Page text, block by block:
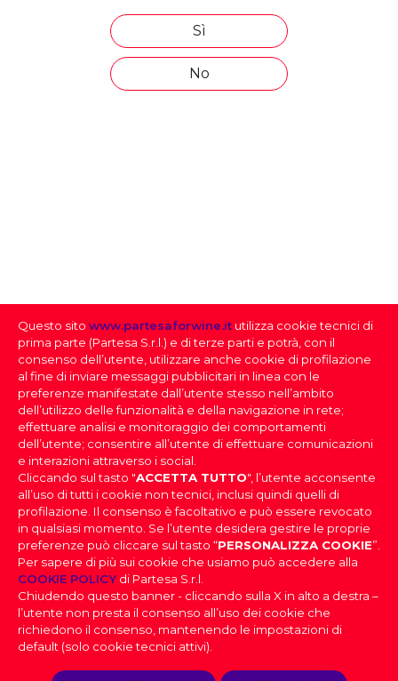
Questo sito www.partesaforwine.it utilizza cookie tecnici di
prima parte (Partesa S.r.l.) e di terze parti e potrà, con il
consenso dell’utente, utilizzare anche cookie di profilazione
al fine di inviare messaggi pubblicitari in linea con le
preferenze manifestate dall’utente stesso nell’ambito
dell’utilizzo delle funzionalità e della navigazione in rete;
effettuare analisi e monitoraggio dei comportamenti
dell’utente; consentire all’utente di effettuare comunicazioni
e interazioni attraverso i social.
Cliccando sul tasto "ACCETTA TUTTO", l’utente acconsente
all’uso di tutti i cookie non tecnici, inclusi quindi quelli di
profilazione. Il consenso è facoltativo e può essere revocato
in qualsiasi momento. Se l’utente desidera gestire le proprie
preferenze può cliccare sul tasto “PERSONALIZZA COOKIE”.
Per sapere di più sui cookie che usiamo può accedere alla
COOKIE POLICY di Partesa S.r.l.
Chiudendo questo banner - cliccando sulla X in alto a destra –
l’utente non presta il consenso all’uso dei cookie che
richiedono il consenso, mantenendo le impostazioni di
default (solo cookie tecnici attivi).
ABRAXAS ALSINE
BIANCO DOC
SCHEDA TECNICA >
ABRAXAS RESEDA
ROSATO IGP
SCHEDA TECNICA >
ABRAXAS VIPERA
ROSSO IGP
SCHEDA TECNICA >
SELEZIONE DEI VINI
FAI IL DOWNLOAD DELLA NOSTRA SELEZIONE
DEI VINI
DOV’È IL TUO LOCALE |Effettua il login per scaricare la
Selezione dei Vini
PROVINCIA
PARTESA s.r.l., società unipersonale, direzione e
coordinamento di Heineken N.V. ai sensi dell’art. 2497 bis
del codice civile, con sede legale in Sesto San Giovanni,
Viale Edison n. 110Capitale sociale Euro 2.550.000,00 i.v.,
Codice Fiscale, nr. di iscrizione al Registro Imprese di Milano
e Partita IVA 09806270154, Email: info@partesa.it
Privacy Policy|Cookies Policy|Impostazioni
Sì
No